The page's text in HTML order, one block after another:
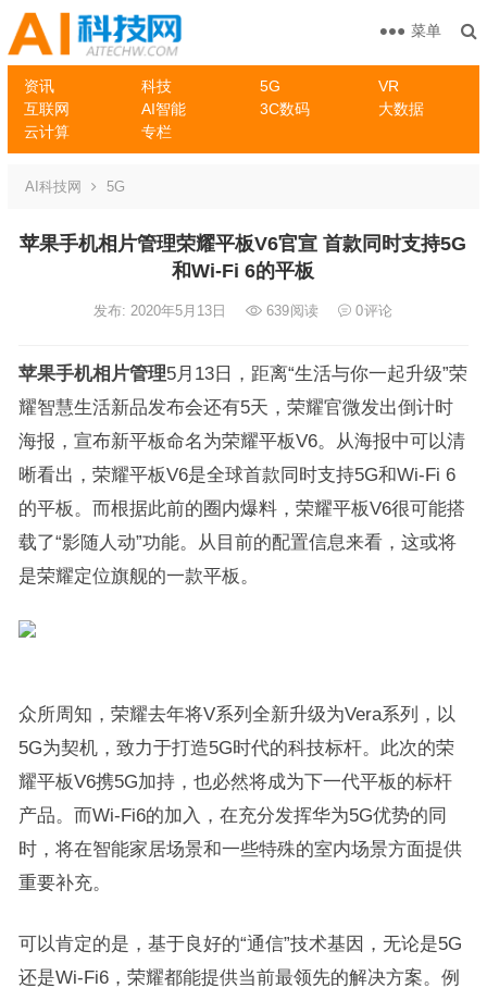
资讯 科技 5G
VR
互联网
AI智能 3C数码
大数据
云计算
专栏
菜单
AI科技网 5G
苹果手机相片管理荣耀平板V6官宣 首款同时支持5G
和Wi-Fi 6的平板
发布: 2020年5月13日 639阅读 0评论
苹果手机相片管理5月13日，距离“生活与你一起升级”荣
耀智慧生活新品发布会还有5天，荣耀官微发出倒计时
海报，宣布新平板命名为荣耀平板V6。从海报中可以清
晰看出，荣耀平板V6是全球首款同时支持5G和Wi-Fi 6
的平板。而根据此前的圈内爆料，荣耀平板V6很可能搭
载了“影随人动”功能。从目前的配置信息来看，这或将
是荣耀定位旗舰的一款平板。
众所周知，荣耀去年将V系列全新升级为Vera系列，以
5G为契机，致力于打造5G时代的科技标杆。此次的荣
耀平板V6携5G加持，也必然将成为下一代平板的标杆
产品。而Wi-Fi6的加入，在充分发挥华为5G优势的同
时，将在智能家居场景和一些特殊的室内场景方面提供
重要补充。
可以肯定的是，基于良好的“通信”技术基因，无论是5G
还是Wi-Fi6，荣耀都能提供当前最领先的解决方案。例